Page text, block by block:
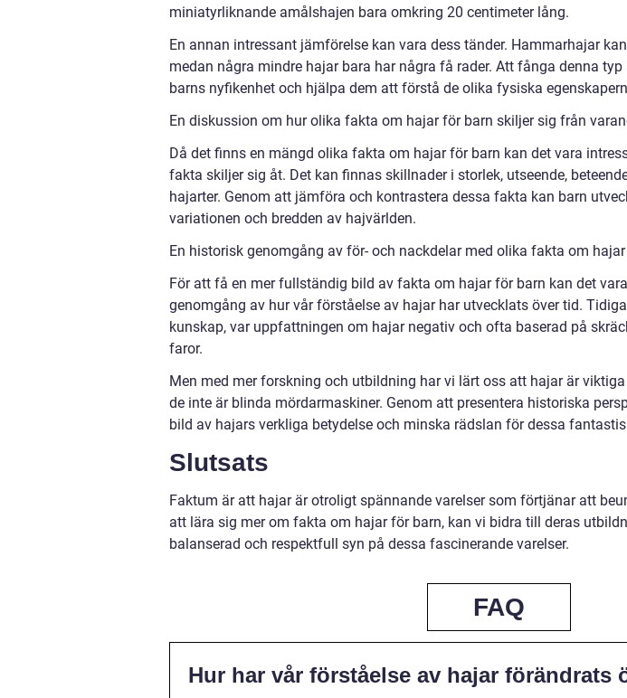
miniatyrliknande amålshajen bara omkring 20 centimeter lång.
En annan intressant jämförelse kan vara dess tänder. Hammarhajar
medan några mindre hajar bara har några få rader. Att fånga denna
barns nyfikenhet och hjälpa dem att förstå de olika fysiska
En diskussion om hur olika fakta om hajar för barn skiljer sig från
Då det finns en mängd olika fakta om hajar för barn kan det vara
fakta skiljer sig åt. Det kan finnas skillnader i storlek, utseende,
hajarter. Genom att jämföra och kontrastera dessa fakta kan barn
variationen och bredden av hajvärlden.
En historisk genomgång av för- och nackdelar med olika fakta om
För att få en mer fullständig bild av fakta om hajar för barn kan det
genomgång av hur vår förståelse av hajar har utvecklats över tid.
kunskap, var uppfattningen om hajar negativ och ofta baserad på
faror.
Men med mer forskning och utbildning har vi lärt oss att hajar är
de inte är blinda mördarmaskiner. Genom att presentera historiska
bild av hajars verkliga betydelse och minska rädslan för dessa
Slutsats
Faktum är att hajar är otroligt spännande varelser som förtjänar att
att lära sig mer om fakta om hajar för barn, kan vi bidra till deras
balanserad och respektfull syn på dessa fascinerande varelser.
FAQ
Hur har vår förståelse av hajar förändrats